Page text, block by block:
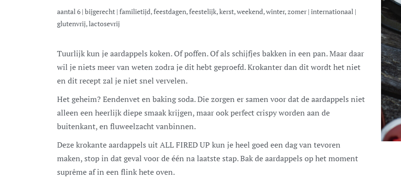
aantal6 | bijgerecht | familietijd, feestdagen, feestelijk, kerst, weekend, winter, zomer| internationaal |
glutenvrij, lactosevrij
Tuurlijk kun je aardappels koken. Of poffen. Of als schijfjes bakken in een pan. Maar daar
wil je niets meer van weten zodra je dit hebt geproefd. Krokanter dan dit wordt het niet
en dit recept zal je niet snel vervelen.
Het geheim? Eendenvet en baking soda. Die zorgen er samen voor dat de aardappels niet
alleen een heerlijk diepe smaak krijgen, maar ook perfect crispy worden aan de
buitenkant, en fluweelzacht vanbinnen.
Deze krokante aardappels uit ALL FIRED UP kun je heel goed een dag van tevoren
maken, stop in dat geval voor de één na laatste stap. Bak de aardappels op het moment
suprême af in een flink hete oven.